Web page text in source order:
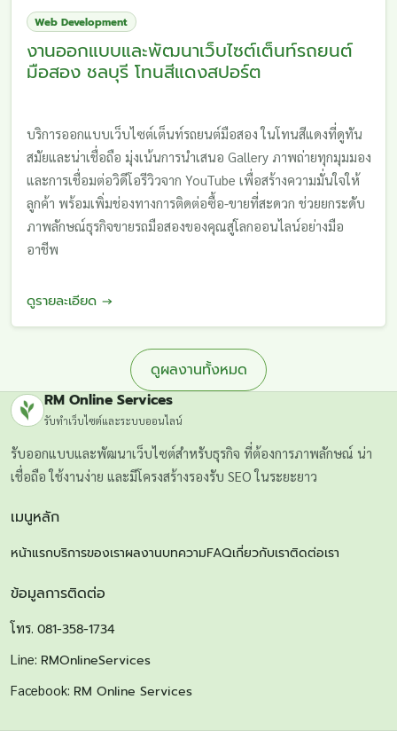
Web Development
งานออกแบบและพัฒนาเว็บไซต์เต็นท์รถยนต์
มือสอง ชลบุรี โทนสีแดงสปอร์ต
บริการออกแบบเว็บไซต์เต็นท์รถยนต์มือสอง ในโทนสีแดงที่ดูทัน
สมัยและน่าเชื่อถือ มุ่งเน้นการนำเสนอ Gallery ภาพถ่ายทุกมุมมอง
และการเชื่อมต่อวิดีโอรีวิวจาก YouTube เพื่อสร้างความมั่นใจให้
ลูกค้า พร้อมเพิ่มช่องทางการติดต่อซื้อ-ขายที่สะดวก ช่วยยกระดับ
ภาพลักษณ์ธุรกิจขายรถมือสองของคุณสู่โลกออนไลน์อย่างมือ
อาชีพ
ดูรายละเอียด →
ดูผลงานทั้งหมด
RM Online Services
รับทำเว็บไซต์และระบบออนไลน์
รับออกแบบและพัฒนาเว็บไซต์สำหรับธุรกิจ ที่ต้องการภาพลักษณ์ น่า
เชื่อถือ ใช้งานง่าย และมีโครงสร้างรองรับ SEO ในระยะยาว
เมนูหลัก
หน้าแรกบริการของเราผลงานบทความFAQเกี่ยวกับเราติดต่อเรา
ข้อมูลการติดต่อ
โทร. 081-358-1734
Line: RMOnlineServices
Facebook: RM Online Services